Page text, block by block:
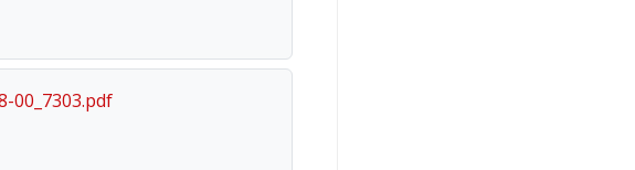
00_7303.pdf